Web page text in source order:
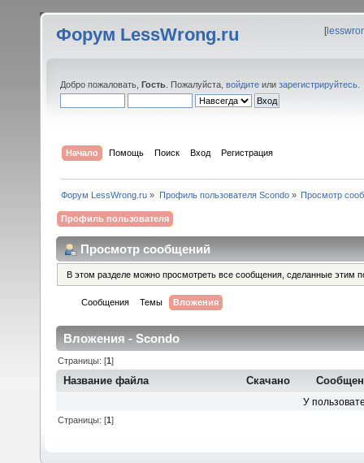
Форум LessWrong.ru [
Добро пожаловать, Гость . Пожалуйста, войдите или зарегистрируйтесь
Начало Помощь Поиск Вход Регистрация
Форум LessWrong.ru » Профиль пользователя Scondo» Просмотр
Профиль пользователя
Просмотр сообщений
В этом разделе можно просмотреть все сообщения, сделанные этим
Сообщения Темы Вложения
Вложения - Scondo
Страницы: [1]
Название файла Скачано
У
Страницы: [1]